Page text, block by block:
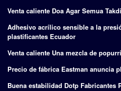
Venta caliente Doa Agar Semua
Adhesivo acrílico sensible a la
plastificantes Ecuador
Venta caliente Una mezcla de
Precio de fábrica Eastman anuncia
Buena estabilidad Dotp Fabricantes